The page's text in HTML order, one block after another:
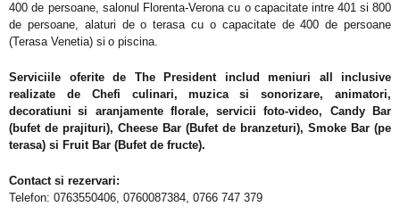
400 de persoane, salonul Florenta-Verona cu o capacitateintre 401 si 800
de persoane, alaturi de o terasacu o capacitate de400 de persoane
(Terasa Venetia) si o piscina.
Serviciile oferite de The President includ meniuri all inclusive
realizate de Chefi culinari, muzica si sonorizare, animatori,
decoratiuni si aranjamente florale, servicii foto-video, Candy Bar
(bufet de prajituri), Cheese Bar (Bufet de branzeturi), Smoke Bar (pe
terasa) si Fruit Bar (Bufet de fructe).
Contact si rezervari:
Telefon: 0763550406, 0760087384, 0766 747 379